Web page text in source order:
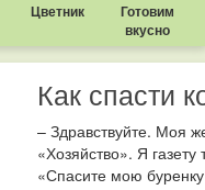
Цветник
Готовим
вкусно
Как спасти
– Здравствуйте. Моя
«Хозяйство». Я
«Спасите мою